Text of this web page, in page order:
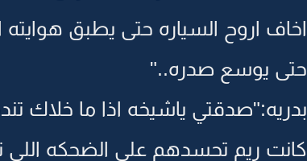
اخاف اروح السياره حتى يطبق
حتى يوسع صدره.."
بدريه:"صدقتي ياشيخه اذا ما خلاك
كانت ريم تحسدهم على الضحكه